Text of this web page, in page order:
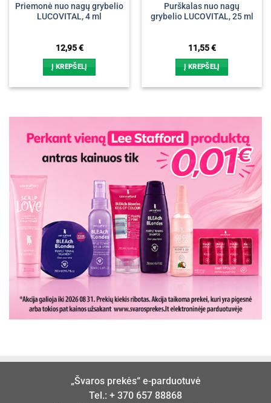
Priemonė nuo nagų grybelio
LUCOVITAL, 4 ml
12,95€
Į KREPŠELĮ
Purškalas nuo nagų
grybelio LUCOVITAL, 25 ml
11,55€
Į KREPŠELĮ
„Švaros prekės“ e-parduotuvė
Tel.: + 370 657 88868